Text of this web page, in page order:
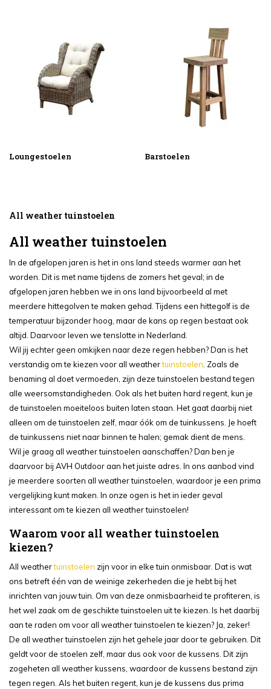
Loungestoelen Barstoelen
All weather tuinstoelen
All weather tuinstoelen
In de afgelopen jaren is het in ons land steeds warmer aan het
worden. Dit is met name tijdens de zomers het geval; in de
afgelopen jaren hebben we in ons land bijvoorbeeld al met
meerdere hittegolven te maken gehad. Tijdens een hittegolf is de
temperatuur bijzonder hoog, maar de kans op regen bestaat ook
altijd. Daarvoor leven we tenslotte in Nederland.
Wil jij echter geen omkijken naar deze regen hebben? Dan is het
verstandig om te kiezen voor all weathertuinstoelen . Zoals de
benaming al doet vermoeden, zijn deze tuinstoelen bestand tegen
alle weersomstandigheden. Ook als het buiten hard regent, kun je
de tuinstoelen moeiteloos buiten laten staan. Het gaat daarbij niet
alleen om de tuinstoelen zelf, maar óók om de tuinkussens. Je hoeft
de tuinkussens niet naar binnen te halen; gemak dient de mens.
Wil je graag all weather tuinstoelen aanschaffen? Dan ben je
daarvoor bij AVH Outdoor aan het juiste adres. In ons aanbod vind
je meerdere soorten all weather tuinstoelen, waardoor je een prima
vergelijking kunt maken. In onze ogen is het in ieder geval
interessant om te kiezen all weather tuinstoelen!
Waarom voor all weather tuinstoelen
kiezen?
All weathertuinstoelen zijn voor in elke tuin onmisbaar. Dat is wat
ons betreft één van de weinige zekerheden die je hebt bij het
inrichten van jouw tuin. Om van deze onmisbaarheid te profiteren, is
het wel zaak om de geschikte tuinstoelen uit te kiezen. Is het daarbij
aan te raden om voor all weather tuinstoelen te kiezen? Ja, zeker!
De all weather tuinstoelen zijn het gehele jaar door te gebruiken. Dit
geldt voor de stoelen zelf, maar dus ook voor de kussens. Dit zijn
zogeheten all weather kussens, waardoor de kussens bestand zijn
tegen regen. Als het buiten regent, kun je de kussens dus prima